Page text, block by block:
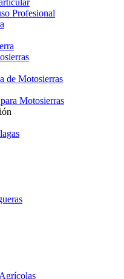
Profesional
de Motosierras
Motosierras